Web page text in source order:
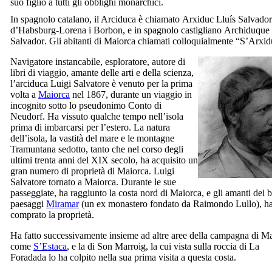
In spagnolo catalano, il Arciduca è chiamato Arxiduc Lluís Salvador
d’Habsburg-Lorena i Borbon, e in spagnolo castigliano Archiduque
Salvador. Gli abitanti di Maiorca chiamati colloquialmente “
Navigatore instancabile, esploratore, autore di
libri di viaggio, amante delle arti e della scienza,
l’arciduca Luigi Salvatore è venuto per la prima
volta a Maiorca nel 1867, durante un viaggio in
incognito sotto lo pseudonimo Conto di
Neudorf. Ha vissuto qualche tempo nell’isola
prima di imbarcarsi per l’estero. La natura
dell’isola, la vastità del mare e le montagne
Tramuntana sedotto, tanto che nel corso degli
ultimi trenta anni del XIX secolo, ha acquisito un
gran numero di proprietà di Maiorca. Luigi
Salvatore tornato a Maiorca. Durante le sue
passeggiate, ha raggiunto la costa nord di Maiorca, e gli amanti dei
paesaggi Miramar(un ex monastero fondato da Raimondo Lullo),
comprato la proprietà.
Ha fatto successivamente insieme ad altre aree della campagna di
come S’Estaca, e la di Son Marroig, la cui vista sulla roccia di La
Foradada lo ha colpito nella sua prima visita a questa costa.